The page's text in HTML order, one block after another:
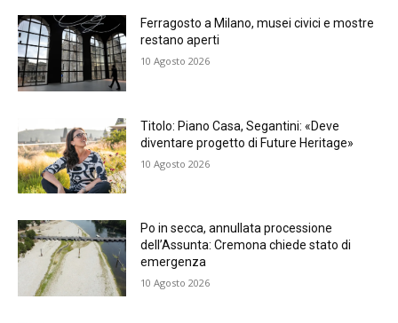
Ferragosto a Milano, musei civici e mostre
restano aperti
10 Agosto 2026
Titolo: Piano Casa, Segantini: «Deve
diventare progetto di Future Heritage»
10 Agosto 2026
Po in secca, annullata processione
dell’Assunta: Cremona chiede stato di
emergenza
10 Agosto 2026